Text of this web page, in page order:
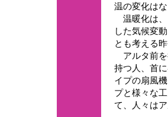
温の変化は
温暖化は、
した気候変
とも考える
アルタ前を
持つ人、首
イプの扇風
プと様々な
て、人々は